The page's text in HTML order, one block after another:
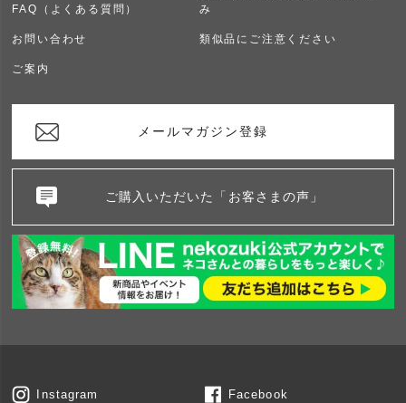
FAQ（よくある質問）
お問い合わせ
ご案内
み
類似品にご注意ください
メールマガジン登録
ご購入いただいた「お客さまの声」
Instagram Facebook